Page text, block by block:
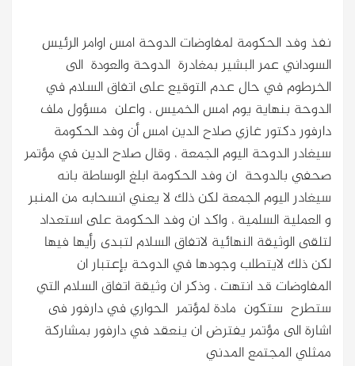
نفذ وفد الحكومة لمفاوضات الدوحة امس اوامر الرئيس
السوداني عمر البشير بمغادرة الدوحة والعودة الى
الخرطوم في حال عدم التوقيع على اتفاق السلام في
الدوحة بنهاية يوم امس الخميس ، واعلن مسؤول ملف
دارفور دكتور غازي صلاح الدين امس أن وفد الحكومة
سيغادر الدوحة اليوم الجمعة ، وقال صلاح الدين في مؤتمر
صحفي بالدوحة ان وفد الحكومة ابلغ الوساطة بانه
سيغادر اليوم الجمعة لكن ذلك لا يعني انسحابه من المنبر
و العملية السلمية ، واكد ان وفد الحكومة على استعداد
لتلقى الوثيقة النهائية لاتفاق السلام لتبدى رأيها فيها
لكن ذلك لايتطلب وجودها في الدوحة بإعتبار ان
المفاوضات قد انتهت ، وذكر ان وثيقة اتفاق السلام التي
ستطرح ستكون مادة لمؤتمر الحواري في دارفور فى
اشارة الى مؤتمر يفترض ان ينعقد في دارفور بمشاركة
ممثلي المجتمع المدني